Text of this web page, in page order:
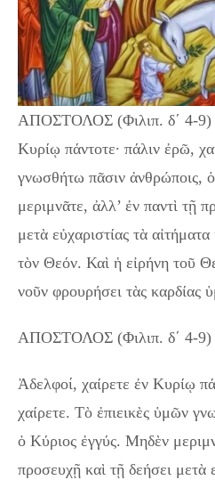
ΑΠΟΣΤΟΛΟΣ (Φιλιπ. δ΄ 4-9)
Κυρίῳ πάντοτε· πάλιν ἐρῶ,
γνωσθήτω πᾶσιν ἀνθρώποις,
μεριμνᾶτε, ἀλλ’ ἐν παντὶ τῇ
μετὰ εὐχαριστίας τὰ
τὸν Θεόν. Καὶ ἡ εἰρήνη τοῦ
νοῦν φρουρήσει τὰς
ΑΠΟΣΤΟΛΟΣ (Φιλιπ. δ΄ 4-9)
Ἀδελφοί, χαίρετε ἐν Κυρίῳ
χαίρετε. Τὸ ἐπιεικὲς ὑμῶν
ὁ Κύριος ἐγγύς. Μηδὲν
προσευχῇ καὶ τῇ δεήσει μετὰ